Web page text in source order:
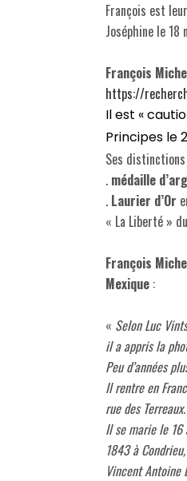
François est
Joséphine le
François
https://
Il est «
Principes le
Ses
. médaille
. Laurier d’Or
« La Liberté »
François
Mexique :
« Selon Luc
il a appris la
Peu d’années
Il rentre en
rue des
Il se marie le 16
1843 à
Vincent Antoine